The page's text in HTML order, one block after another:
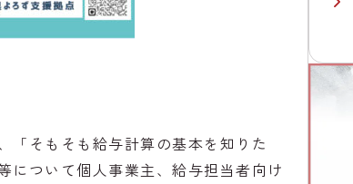
「そもそも給与計算の基本を知りた
について個人事業主、給与担当者向け